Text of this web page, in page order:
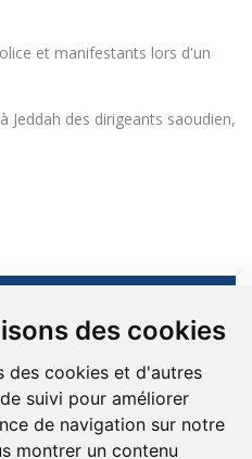
des cookies
des cookies et d'autres
suivi pour améliorer
de navigation sur notre
montrer un contenu
et manifestants lors d'un
Jeddah des dirigeants saoudien,
droits sont réservés.